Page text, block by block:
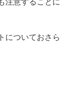
についておさら